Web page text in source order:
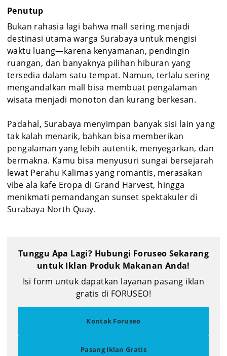
Penutup
Bukan rahasia lagi bahwa mall sering menjadi
destinasi utama warga Surabaya untuk mengisi
waktu luang—karena kenyamanan, pendingin
ruangan, dan banyaknya pilihan hiburan yang
tersedia dalam satu tempat. Namun, terlalu sering
mengandalkan mall bisa membuat pengalaman
wisata menjadi monoton dan kurang berkesan.
Padahal, Surabaya menyimpan banyak sisi lain yang
tak kalah menarik, bahkan bisa memberikan
pengalaman yang lebih autentik, menyegarkan, dan
bermakna. Kamu bisa menyusuri sungai bersejarah
lewat Perahu Kalimas yang romantis, merasakan
vibe ala kafe Eropa di Grand Harvest, hingga
menikmati pemandangan sunset spektakuler di
Surabaya North Quay.
Tunggu Apa Lagi? Hubungi Foruseo Sekarang
untuk Iklan Produk Makanan Anda!
Isi form untuk dapatkan layanan pasang iklan
gratis di FORUSEO!
Kontak Foruseo
Pasang Iklan Gratis